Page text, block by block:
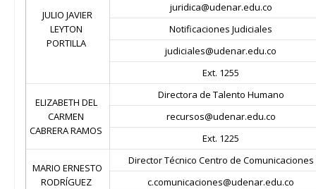
JULIO JAVIER
LEYTON
PORTILLA
juridica@udenar.edu.co
Notificaciones Judiciales
judiciales@udenar.edu.co
Ext. 1255
ELIZABETH DEL
CARMEN
CABRERA RAMOS
Directora de Talento Humano
recursos@udenar.edu.co
Ext. 1225
MARIO ERNESTO
RODRÍGUEZ
Director Técnico Centro de Comunicaciones
c.comunicaciones@udenar.edu.co